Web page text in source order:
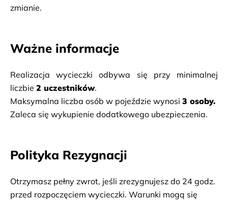
zmianie.
Ważne informacje
Realizacja wycieczki odbywa się przy minimalnej
liczbie 2 uczestników.
Maksymalna liczba osób w pojeździe wynosi 3 osoby.
Zaleca się wykupienie dodatkowego ubezpieczenia.
Polityka Rezygnacji
Otrzymasz pełny zwrot, jeśli zrezygnujesz do 24 godz.
przed rozpoczęciem wycieczki. Warunki mogą się